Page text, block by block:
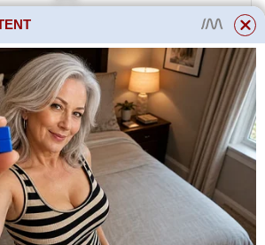
v každodenním životě
k označení
která je poměrně
charakteristickému
připomínajícímu
způsobena
kvasinkami
houbami rodu